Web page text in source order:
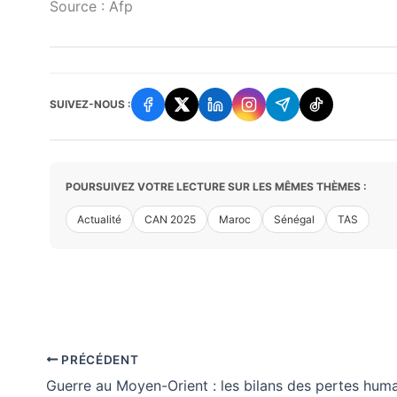
Source : Afp
SUIVEZ-NOUS :
POURSUIVEZ VOTRE LECTURE SUR LES MÊMES THÈMES :
Actualité CAN 2025 Maroc Sénégal TAS
PRÉCÉDENT